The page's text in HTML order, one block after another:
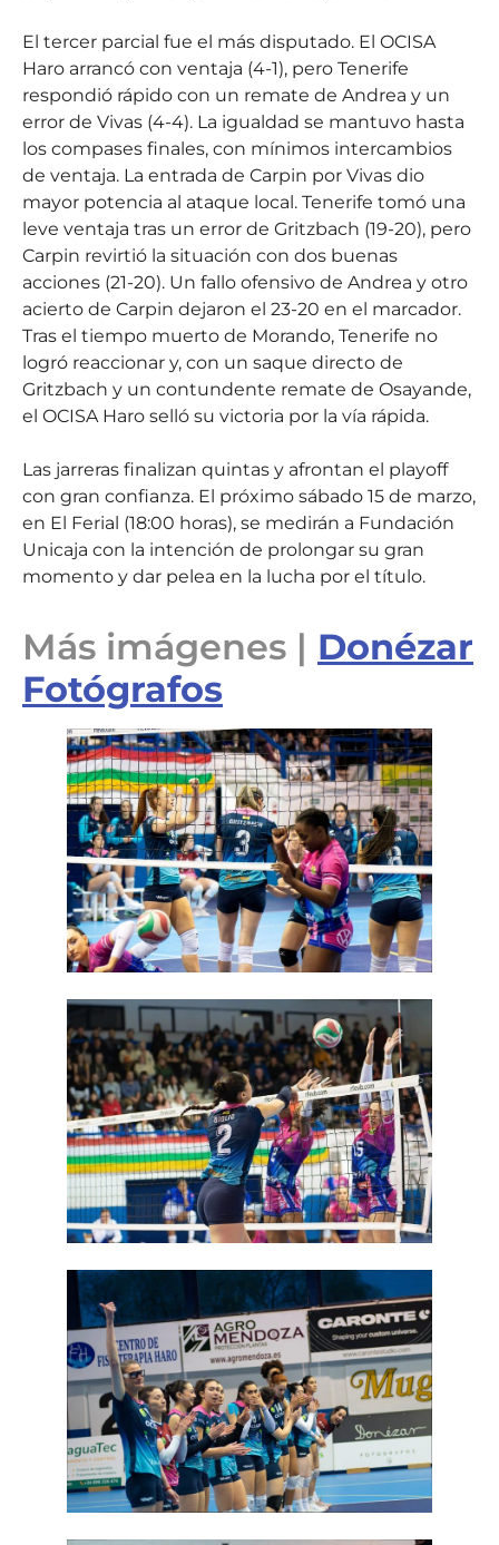
El tercer parcial fue el más disputado. El OCISA
Haro arrancó con ventaja (4-1), pero Tenerife
respondió rápido con un remate de Andrea y un
error de Vivas (4-4). La igualdad se mantuvo hasta
los compases finales, con mínimos intercambios
de ventaja. La entrada de Carpin por Vivas dio
mayor potencia al ataque local. Tenerife tomó una
leve ventaja tras un error de Gritzbach (19-20), pero
Carpin revirtió la situación con dos buenas
acciones (21-20). Un fallo ofensivo de Andrea y otro
acierto de Carpin dejaron el 23-20 en el marcador.
Tras el tiempo muerto de Morando, Tenerife no
logró reaccionar y, con un saque directo de
Gritzbach y un contundente remate de Osayande,
el OCISA Haro selló su victoria por la vía rápida.
Las jarreras finalizan quintas y afrontan el playoff
con gran confianza. El próximo sábado 15 de marzo,
en El Ferial (18:00 horas), se medirán a Fundación
Unicaja con la intención de prolongar su gran
momento y dar pelea en la lucha por el título.
Más imágenes | Donézar
Fotógrafos